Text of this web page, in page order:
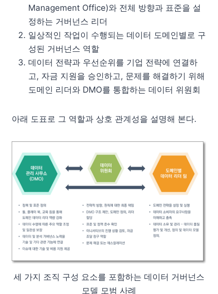
Management Office)와 전체 방향과 표준을 설
정하는 거버넌스 리더
일상적인 작업이 수행되는 데이터 도메인별로 구
성된 거버넌스 역할
데이터 전략과 우선순위를 기업 전략에 연결하
고, 자금 지원을 승인하고, 문제를 해결하기 위해
도메인 리더와 DMO를 통합하는 데이터 위원회
아래 도표로 그 역할과 상호 관계성을 설명해 본다.
세 가지 조직 구성 요소를 포함하는 데이터 거버넌스
모델 모범 사례